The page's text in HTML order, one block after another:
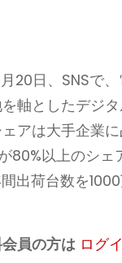
20日、SNSで
軸としたデジ
アは大手企業
80%以上のシ
出荷台数を
員の方は ログ